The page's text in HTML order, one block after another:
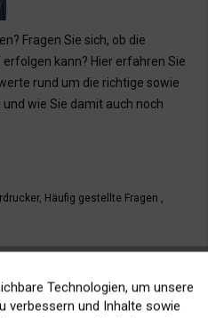
Fragen Sie sich, ob die
kann? Hier erfahren Sie
rund um die richtige sowie
wie Sie damit auch noch
, Häufig gestellte Fragen ,
und die Funktion eines
Erfahren Sie alles
Aktiv
Technologien, um unsere
verbessern und Inhalte sowie